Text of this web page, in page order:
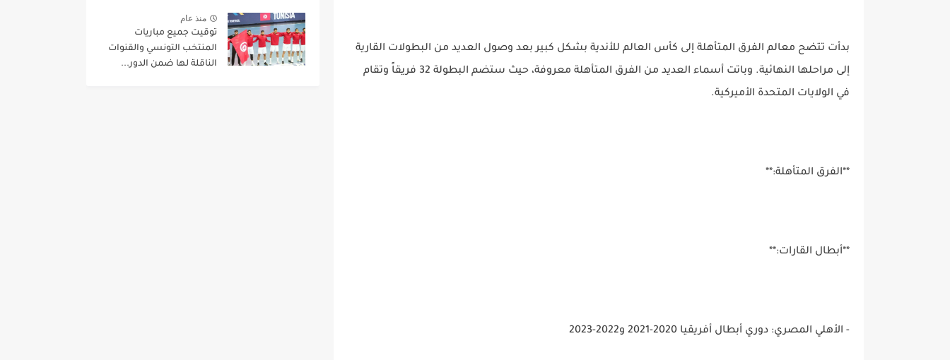
بدأت تتضح معالم الفرق المتأهلة إلى كأس العالم للأندية بشكل كبير بعد وصول العديد من البطولات القارية
إلى مراحلها النهائية. وباتت أسماء العديد من الفرق المتأهلة معروفة، حيث ستضم البطولة 32 فريقاً وتقام
في الولايات المتحدة الأميركية.
**الفرق المتأهلة:**
**أبطال القارات:**
- الأهلي المصري: دوري أبطال أفريقيا 2020-2021 و2022-2023
منذ عام
توقيت جميع مباريات
المنتخب التونسي والقنوات
الناقلة لها ضمن الدور...